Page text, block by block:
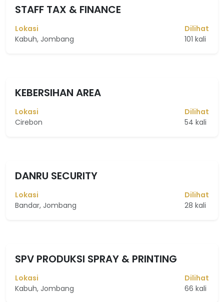
STAFF TAX & FINANCE
Lokasi
Kabuh, Jombang
Dilihat
101 kali
KEBERSIHAN AREA
Lokasi
Cirebon
Dilihat
54 kali
DANRU SECURITY
Lokasi
Bandar, Jombang
Dilihat
28 kali
SPV PRODUKSI SPRAY & PRINTING
Lokasi
Kabuh, Jombang
Dilihat
66 kali